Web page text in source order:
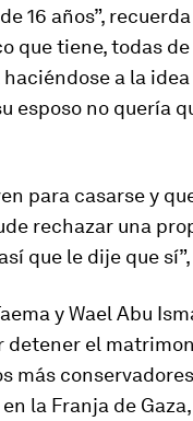
16 años”,
que tiene, todas
a la
esposo no quería
para casarse y
rechazar una
que le dije que
y Wael Abu
detener el
más
la Franja de